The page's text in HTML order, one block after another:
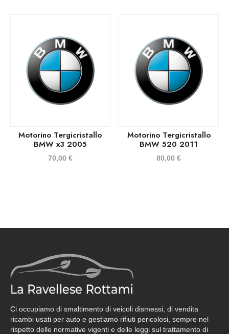
Motorino Tergicristallo
BMW x3 2005
70,00 €
Motorino Tergicristallo
BMW 520 2011
80,00€
Ci occupiamo di smaltimento di veicoli dismessi, di vendita
ricambi usati per auto e gestiamo rifiuti pericolosi, sempre nel
rispetto delle normative vigenti e delle leggi sul trattamento di